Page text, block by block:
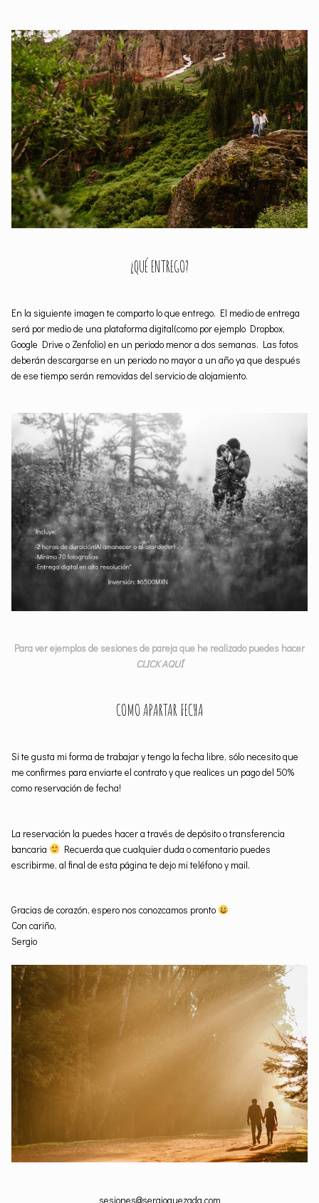
¿QUÉ ENTREGO?
En la siguiente imagen te comparto lo que entrego. El medio de entrega
será por medio de una plataforma digital(como por ejemplo Dropbox,
Google Drive o Zenfolio) en un periodo menor a dos semanas. Las fotos
deberán descargarse en un periodo no mayor a un año ya que después
de ese tiempo serán removidas del servicio de alojamiento.
Para ver ejemplos de sesiones de pareja que he realizado puedes hacer
CLICK AQUÍ
COMO APARTAR FECHA
Si te gusta mi forma de trabajar y tengo la fecha libre, sólo necesito que
me confirmes para enviarte el contrato y que realices un pago del 50%
como reservación de fecha!
La reservación la puedes hacer a través de depósito o transferencia
bancaria
Recuerda que cualquier duda o comentario puedes
escribirme, al final de esta página te dejo mi teléfono y mail.
Gracias de corazón, espero nos conozcamos pronto
Con cariño,
Sergio
sesiones@sergioquezada.com